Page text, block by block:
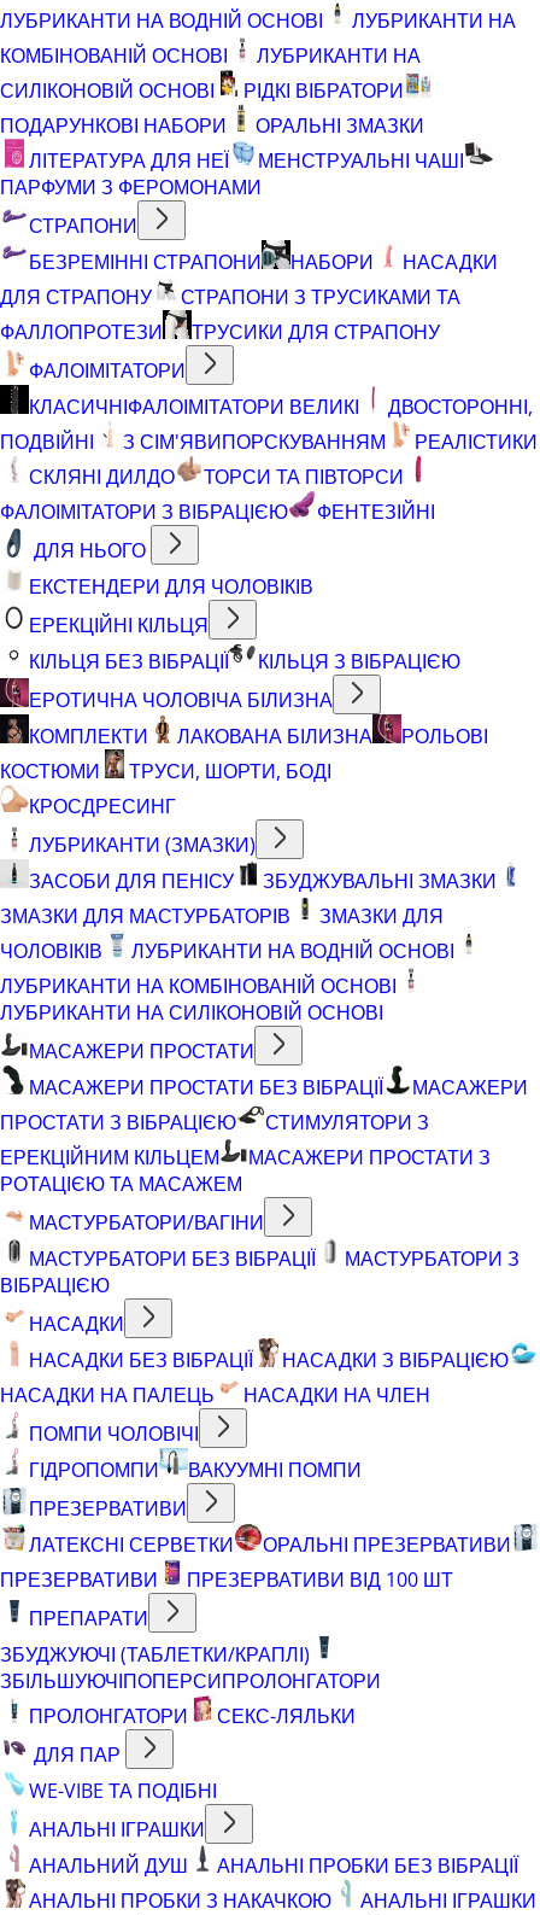
ЛУБРИКАНТИ НА ВОДНІЙ ОСНОВІ
ЛУБРИКАНТИ НА
КОМБІНОВАНІЙ ОСНОВІ
ЛУБРИКАНТИ НА
СИЛІКОНОВІЙ ОСНОВІ
РІДКІ ВІБРАТОРИ
ПОДАРУНКОВІ НАБОРИ
ОРАЛЬНІ ЗМАЗКИ
ЛІТЕРАТУРА ДЛЯ НЕЇ
МЕНСТРУАЛЬНІ ЧАШІ
ПАРФУМИ З ФЕРОМОНАМИ
СТРАПОНИ
БЕЗРЕМІННІ СТРАПОНИ
НАБОРИ
НАСАДКИ
ДЛЯ СТРАПОНУ
СТРАПОНИ З ТРУСИКАМИ ТА
ФАЛЛОПРОТЕЗИ
ТРУСИКИ ДЛЯ СТРАПОНУ
ФАЛОІМІТАТОРИ
КЛАСИЧНІФАЛОІМІТАТОРИ ВЕЛИКІ
ДВОСТОРОННІ,
ПОДВІЙНІ
З СІМ'ЯВИПОРСКУВАННЯМ
РЕАЛІСТИКИ
СКЛЯНІ ДИЛДО
ТОРСИ ТА ПІВТОРСИ
ФАЛОІМІТАТОРИ З ВІБРАЦІЄЮ
ФЕНТЕЗІЙНІ
ДЛЯ НЬОГО
ЕКСТЕНДЕРИ ДЛЯ ЧОЛОВІКІВ
ЕРЕКЦІЙНІ КІЛЬЦЯ
КІЛЬЦЯ БЕЗ ВІБРАЦІЇ
КІЛЬЦЯ З ВІБРАЦІЄЮ
ЕРОТИЧНА ЧОЛОВІЧА БІЛИЗНА
КОМПЛЕКТИ
ЛАКОВАНА БІЛИЗНА
РОЛЬОВІ
КОСТЮМИ
ТРУСИ, ШОРТИ, БОДІ
КРОСДРЕСИНГ
ЛУБРИКАНТИ (ЗМАЗКИ)
ЗАСОБИ ДЛЯ ПЕНІСУ
ЗБУДЖУВАЛЬНІ ЗМАЗКИ
ЗМАЗКИ ДЛЯ МАСТУРБАТОРІВ
ЗМАЗКИ ДЛЯ
ЧОЛОВІКІВ
ЛУБРИКАНТИ НА ВОДНІЙ ОСНОВІ
ЛУБРИКАНТИ НА КОМБІНОВАНІЙ ОСНОВІ
ЛУБРИКАНТИ НА СИЛІКОНОВІЙ ОСНОВІ
МАСАЖЕРИ ПРОСТАТИ
МАСАЖЕРИ ПРОСТАТИ БЕЗ ВІБРАЦІЇ
МАСАЖЕРИ
ПРОСТАТИ З ВІБРАЦІЄЮ
СТИМУЛЯТОРИ З
ЕРЕКЦІЙНИМ КІЛЬЦЕМ
МАСАЖЕРИ ПРОСТАТИ З
РОТАЦІЄЮ ТА МАСАЖЕМ
МАСТУРБАТОРИ/ВАГІНИ
МАСТУРБАТОРИ БЕЗ ВІБРАЦІЇ
МАСТУРБАТОРИ З
ВІБРАЦІЄЮ
НАСАДКИ
НАСАДКИ БЕЗ ВІБРАЦІЇ
НАСАДКИ З ВІБРАЦІЄЮ
НАСАДКИ НА ПАЛЕЦЬ
НАСАДКИ НА ЧЛЕН
ПОМПИ ЧОЛОВІЧІ
ГІДРОПОМПИ
ВАКУУМНІ ПОМПИ
ПРЕЗЕРВАТИВИ
ЛАТЕКСНІ СЕРВЕТКИ
ОРАЛЬНІ ПРЕЗЕРВАТИВИ
ПРЕЗЕРВАТИВИ
ПРЕЗЕРВАТИВИ ВІД 100 ШТ
ПРЕПАРАТИ
ЗБУДЖУЮЧІ (ТАБЛЕТКИ/КРАПЛІ)
ЗБІЛЬШУЮЧІПОПЕРСИПРОЛОНГАТОРИ
ПРОЛОНГАТОРИ
СЕКС-ЛЯЛЬКИ
ДЛЯ ПАР
WE-VIBE ТА ПОДІБНІ
АНАЛЬНІ ІГРАШКИ
АНАЛЬНИЙ ДУШ
АНАЛЬНІ ПРОБКИ БЕЗ ВІБРАЦІЇ
АНАЛЬНІ ПРОБКИ З НАКАЧКОЮ
АНАЛЬНІ ІГРАШКИ